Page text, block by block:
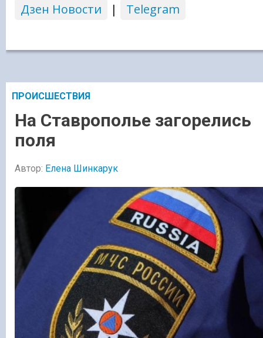
Дзен Новости
| Telegram
ПРОИСШЕСТВИЯ
На Ставрополье загорелись
поля
Автор: Елена Шинкарук